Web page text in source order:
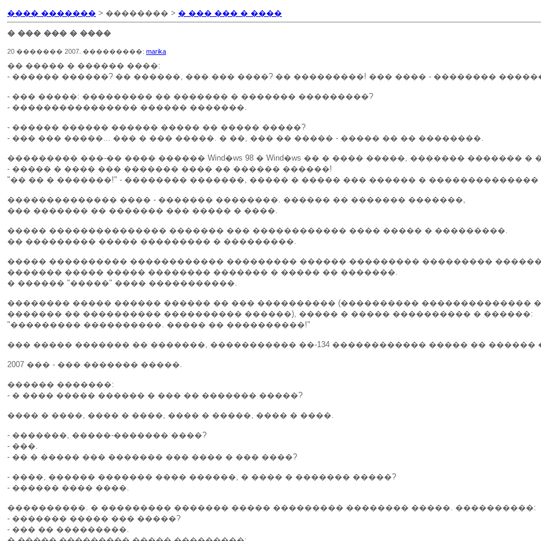
���� ������� > �������� > � ��� ��� � ����
� ��� ��� � ����
20 ������� 2007. ���������: marika
�� ����� � ������ ����:
- ������ ������? �� ������, ��� ��� ����? �� ���������! ��� ���� - ��������
- ��� �����: ��������� �� ������� � ������� ���������?
- ���������������� ������ �������.
- ������ ������ ������ ����� �� ����� �����?
- ��� ��� �����... ��� � ��� �����. � ��, ��� �� ����� - ����� �� �� ��������.
��������� ���-�� ���� ������ Wind�ws 98 � Wind�ws �� � ���� �����, ������� ������� �
- ����� � ���� ��� ������� ���� �� ������ ������!
"�� �� � �������!" - �������� �������, ����� � ����� ��� ������ � ��������������
�������������� ���� - ������� ��������. ������ �� ������� �������,
��� ������� �� ������� ��� ����� � ����.
����� ��������������� ������� ��� ������������ ���� ����� � ���������.
�� ��������� ����� ��������� � ���������.
����� ���������� ������������ ��������� ������ ��������� ���������
������� ����� ����� �������� ������� � ����� �� �������.
� ������ "�����" ���� �����������.
�������� ����� ������ ������ �� ��� ���������� (���������� ��������������
������� �� ���������� ���������� ������), ����� � ����� ���������� � ������:
"��������� ����������. ����� �� ����������!"
��� ����� ������� �� �������, ����������� ��-134 ������������ ����� �� ������
2007 ��� - ��� ������� �����.
������ �������:
- � ���� ����� ������ � ��� �� ������� �����?
���� � ����, ���� � ����, ���� � �����, ���� � ����.
- �������, �����-������� ����?
- ���.
- �� � ����� ��� ������� ��� ���� � ��� ����?
- ����, ������ ������� ���� ������, � ���� � ������� �����?
- ������ ���� ����.
����������. � ��������� ������� ����� ��������� �������� �����. ����������:
- ������� ����� ��� �����?
- ��� �� ���������.